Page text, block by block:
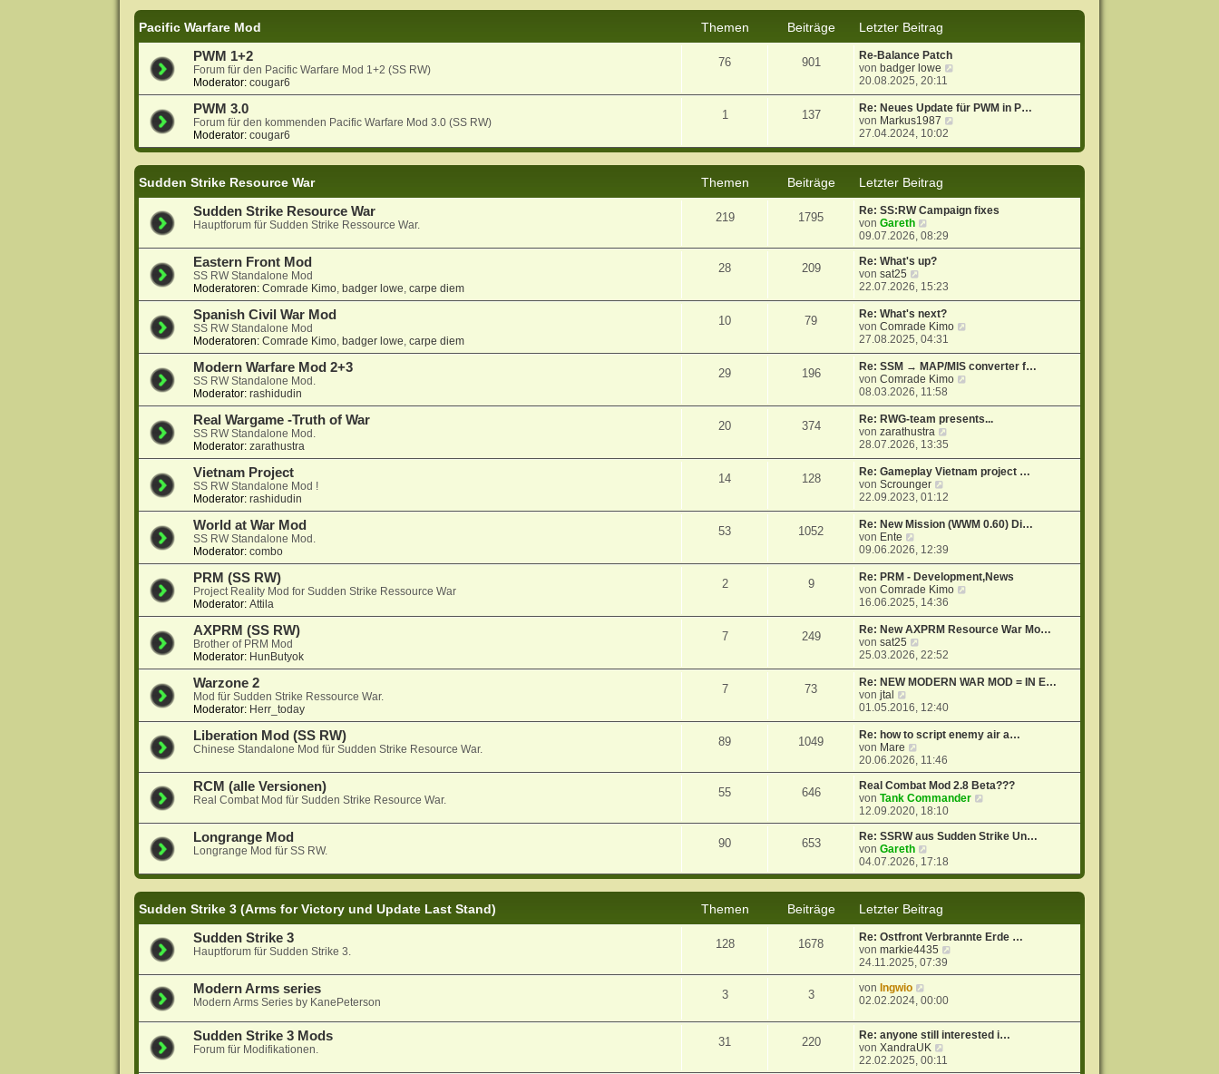
a
g
i
g
e
i
t
g
Pacific Warfare Mod Themen Beiträge
Letzter Beitrag
PWM 1+2
Forum für den Pacific Warfare Mod 1+2 (SS RW)
Moderator: cougar6
76 901
Re-Balance Patch
von badger lowe
u
e
r
B
t
g
20.08.2025, 20:11
PWM 3.0
Forum für den kommenden Pacific Warfare Mod 3.0 (SS RW)
Moderator: cougar6
1 137
Re: Neues Update für PWM in P…
von Markus1987
u
e
r
i
g
27.04.2024, 10:02
Sudden Strike Resource War Themen Beiträge
Letzter Beitrag
Sudden Strike Resource War
Hauptforum für Sudden Strike Ressource War.
219 1795
Re: SS:RW Campaign fixes
vonGareth
e
u
e
t
e
r
B
e
t
r
a
09.07.2026, 08:29
Eastern Front Mod
SS RW Standalone Mod
Moderatoren: Comrade Kimo, badger lowe, carpe diem
28 209
Re: What's up?
vonsat25
e
u
e
s
t
r
B
e
r
a
g
22.07.2026, 15:23
Spanish Civil War Mod
SS RW Standalone Mod
Moderatoren: Comrade Kimo, badger lowe, carpe diem
10 79
Re: What's next?
vonComrade Kimo
u
e
r
r
27.08.2025, 04:31
Modern Warfare Mod 2+3
SS RW Standalone Mod.
Moderator: rashidudin
29 196
Re: SSM → MAP/MIS converter f…
vonComrade Kimo
u
e
r
t
r
08.03.2026, 11:58
Real Wargame -Truth of War
SS RW Standalone Mod.
Moderator: zarathustra
20 374
Re: RWG-team presents...
vonzarathustra
u
e
r
B
r
a
28.07.2026, 13:35
Vietnam Project
SS RW Standalone Mod !
Moderator: rashidudin
14 128
Re: Gameplay Vietnam project …
vonScrounger
e
u
e
t
r
B
e
r
a
g
22.09.2023, 01:12
World at War Mod
SS RW Standalone Mod.
Moderator: combo
53 1052
Re: New Mission (WWM 0.60) Di…
von Ente
e
u
e
s
r
B
e
i
t
r
a
g
09.06.2026, 12:39
PRM (SS RW)
Project Reality Mod for Sudden Strike Ressource War
Moderator: Attila
2 9
Re: PRM - Development,News
vonComrade Kimo
u
e
r
r
16.06.2025, 14:36
AXPRM (SS RW)
Brother of PRM Mod
Moderator: HunButyok
7 249
Re: New AXPRM Resource War Mo…
vonsat25
e
u
e
t
r
e
t
r
a
25.03.2026, 22:52
Warzone 2
Mod für Sudden Strike Ressource War.
Moderator: Herr_today
7 73
Re: NEW MODERN WAR MOD = IN E…
vonjtal
e
u
e
s
t
e
r
B
e
i
t
r
a
g
01.05.2016, 12:40
Liberation Mod (SS RW)
Chinese Standalone Mod für Sudden Strike Resource War.
89 1049
Re: how to script enemy air a…
von Mare
e
u
e
s
e
r
B
e
i
a
g
20.06.2026, 11:46
RCM (alle Versionen)
Real Combat Mod für Sudden Strike Resource War.
55 646
Real Combat Mod 2.8 Beta???
vonTank Commander
u
e
e
i
t
g
12.09.2020, 18:10
Longrange Mod
Longrange Mod für SS RW.
90 653
Re: SSRW aus Sudden Strike Un…
vonGareth
e
u
t
e
r
B
e
i
r
g
04.07.2026, 17:18
Sudden Strike 3 (Arms for Victory und Update Last Stand) Themen Beiträge
Letzter Beitrag
Sudden Strike 3
Hauptforum für Sudden Strike 3.
128 1678
Re: Ostfront Verbrannte Erde …
vonmarkie4435
u
e
r
24.11.2025, 07:39
Modern Arms series
Modern Arms Series by KanePeterson
3 3 von Ingwio
e
e
s
t
e
02.02.2024, 00:00
Sudden Strike 3 Mods
Forum für Modifikationen.
31 220
Re: anyone still interested i…
vonXandraUK
22.02.2025, 00:11